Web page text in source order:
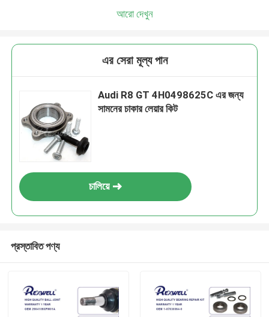
আরো দেখুন
এর সেরা মূল্য পান
Audi R8 GT 4H0498625C এর জন্য
সামনের চাকার লেয়ার কিট
চালিয়ে
প্রস্তাবিত পণ্য